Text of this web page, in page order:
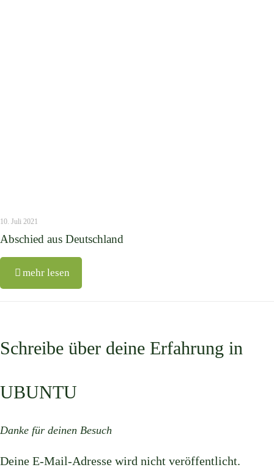
10. Juli 2021
Abschied aus Deutschland
mehr lesen
Deine E-Mail-Adresse wird nicht veröffentlicht.